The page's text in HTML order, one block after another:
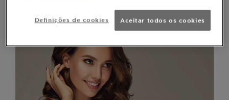
Definições de cookies Aceitar todos os cookies